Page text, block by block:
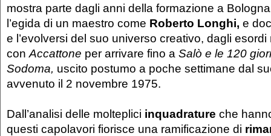
mostra parte dagli anni della formazione a
l’egida di un maestro come Roberto Longhi, e
e l’evolversi del suo universo creativo, dagli esordi
con Accattone per arrivare fino a Salò e le 120
Sodoma, uscito postumo a poche settimane dal
avvenuto il 2 novembre 1975.
Dall’analisi delle molteplici inquadrature che
questi capolavori fiorisce una ramificazione di